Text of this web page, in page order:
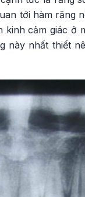
tới hàm răng
cảm giác ở
này nhất thiết